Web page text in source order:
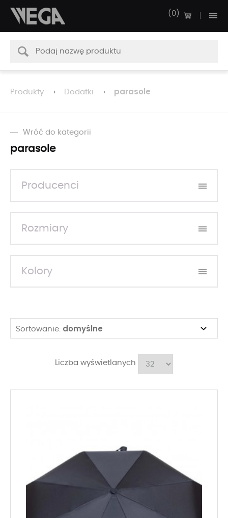
0
Produkty Dodatki parasole
Wróć do kategorii
parasole
Producenci
Rozmiary
Kolory
Sortowanie: domyślne
Liczba wyświetlanych